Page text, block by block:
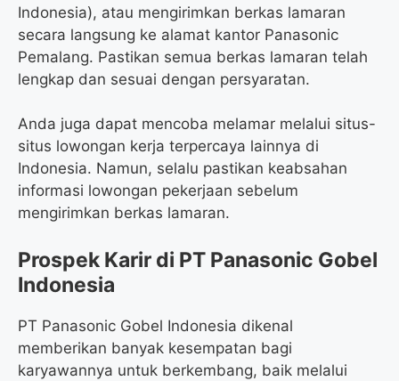
Indonesia), atau mengirimkan berkas lamaran
secara langsung ke alamat kantor Panasonic
Pemalang. Pastikan semua berkas lamaran telah
lengkap dan sesuai dengan persyaratan.
Anda juga dapat mencoba melamar melalui situs-
situs lowongan kerja terpercaya lainnya di
Indonesia. Namun, selalu pastikan keabsahan
informasi lowongan pekerjaan sebelum
mengirimkan berkas lamaran.
Prospek Karir di PT Panasonic Gobel
Indonesia
PT Panasonic Gobel Indonesia dikenal
memberikan banyak kesempatan bagi
karyawannya untuk berkembang, baik melalui